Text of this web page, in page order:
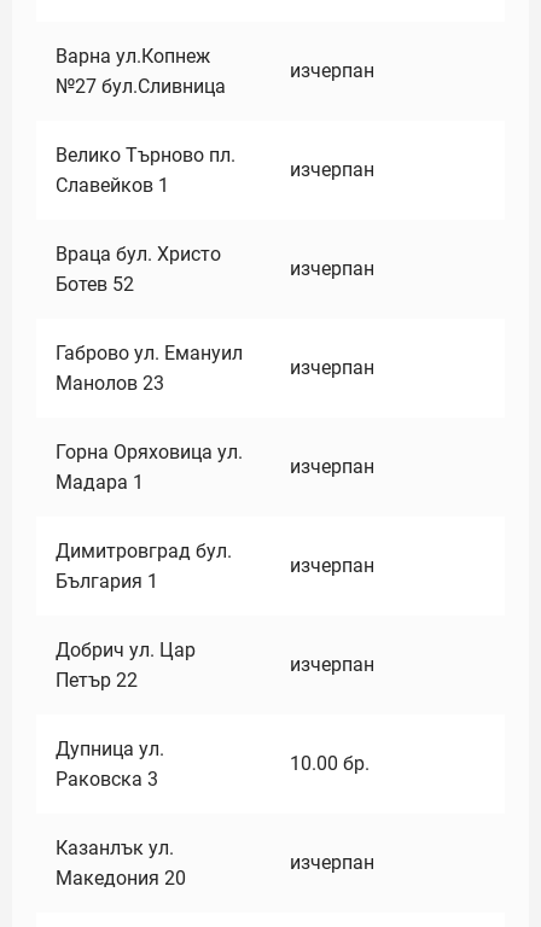
Варна ул.Копнеж
№27 бул.Сливница
изчерпан
Велико Търново пл.
Славейков 1
изчерпан
Враца бул. Христо
Ботев 52
изчерпан
Габрово ул. Емануил
Манолов 23
изчерпан
Горна Оряховица ул.
Мадара 1
изчерпан
Димитровград бул.
България 1
изчерпан
Добрич ул. Цар
Петър 22
изчерпан
Дупница ул.
Раковска 3
10.00 бр.
Казанлък ул.
Македония 20
изчерпан